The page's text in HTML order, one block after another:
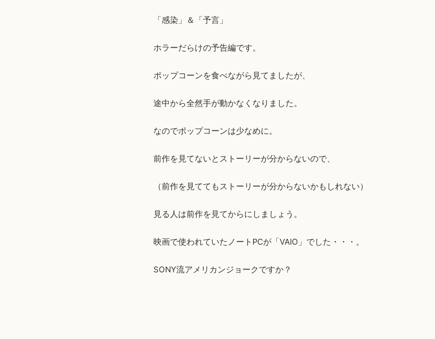
「感染」＆「予言」
ホラーだらけの予告編です。
ポップコーンを食べながら見てましたが、
途中から全然手が動かなくなりました。
なのでポップコーンは少なめに。
前作を見てないとストーリーが分からないので、
（前作を見ててもストーリーが分からないかもしれない）
見る人は前作を見てからにしましょう。
映画で使われていたノートPCが「VAIO」でした・・・。
SONY流アメリカンジョークですか？